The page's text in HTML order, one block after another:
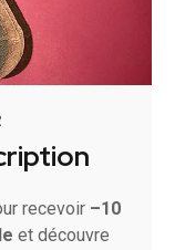
recevoir –10
et découvre